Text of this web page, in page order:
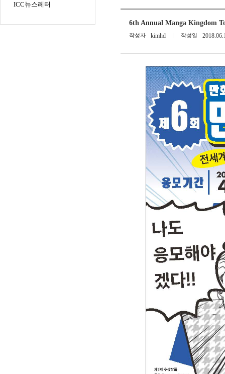
ICC뉴스레터
6th Annual Manga Kingdom
작성자 kimhd 작성일